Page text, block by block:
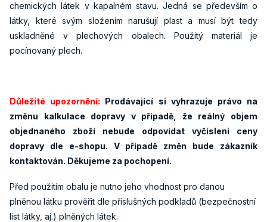
chemických látek v kapalném stavu. Jedná se především o
látky, které svým složením narušují plast a musí být tedy
uskladněné v plechových obalech. Použitý materiál je
pocínovaný plech.
Důležité upozornění: Prodávající si vyhrazuje právo na
změnu kalkulace dopravy v případě, že reálný objem
objednaného zboží nebude odpovídat vyčíslení ceny
dopravy dle e-shopu. V případě změn bude zákazník
kontaktován. Děkujeme za pochopení.
Před použitím obalu je nutno jeho vhodnost pro danou
plněnou látku prověřit dle příslušných podkladů (bezpečnostní
list látky, aj.) plněných látek.